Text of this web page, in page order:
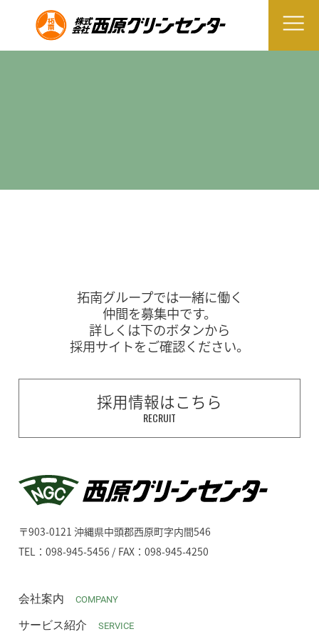
拓南グループでは一緒に働く
仲間を募集中です。
詳しくは下のボタンから
採用サイトをご確認ください。
採用情報はこちら
RECRUIT
〒903-0121 沖縄県中頭郡西原町字内間546
TEL：098-945-5456 / FAX：098-945-4250
会社案内 COMPANY
サービス紹介 SERVICE